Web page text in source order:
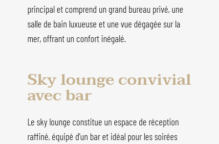
principal et comprend un grand bureau privé, une
salle de bain luxueuse et une vue dégagée sur la
mer, offrant un confort inégalé.
Sky lounge convivial
avec bar
Le sky lounge constitue un espace de réception
raffiné, équipé d’un bar et idéal pour les soirées